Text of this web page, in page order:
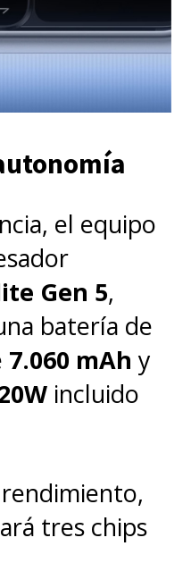
el equipo
Gen 5,
batería de
7.060 mAh y
incluido
tres chips